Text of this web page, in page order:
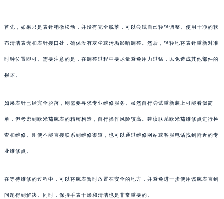
首先，如果只是表针稍微松动，并没有完全脱落，可以尝试自己轻轻调整。使用干净的软
布清洁表壳和表针接口处，确保没有灰尘或污垢影响调整。然后，轻轻地将表针重新对准
时钟位置即可。需要注意的是，在调整过程中要尽量避免用力过猛，以免造成其他部件的
损坏。
如果表针已经完全脱落，则需要寻求专业维修服务。虽然自行尝试重新装上可能看似简
单，但考虑到欧米茄腕表的精密构造，自行操作风险较高。建议联系欧米茄维修点进行检
查和维修。即使不能直接联系到维修渠道，也可以通过维修网站或客服电话找到附近的专
业维修点。
在等待维修的过程中，可以将腕表暂时放置在安全的地方，并避免进一步使用该腕表直到
问题得到解决。同时，保持手表干燥和清洁也是非常重要的。